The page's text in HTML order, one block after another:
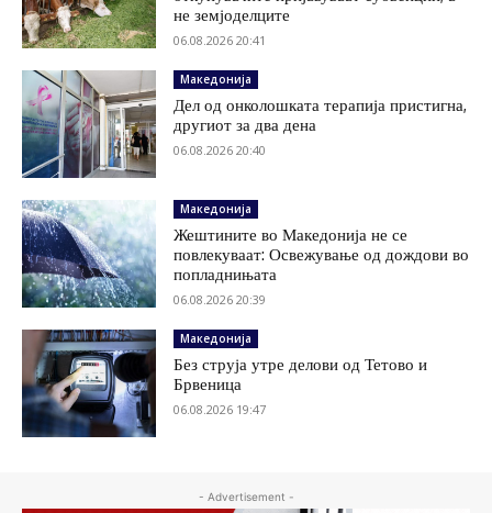
не земјоделците
06.08.2026 20:41
Македонија
Дел од онколошката терапија пристигна,
другиот за два дена
06.08.2026 20:40
Македонија
Жештините во Македонија не се
повлекуваат: Освежување од дождови во
попладнињата
06.08.2026 20:39
Македонија
Без струја утре делови од Тетово и
Брвеница
06.08.2026 19:47
- Advertisement -